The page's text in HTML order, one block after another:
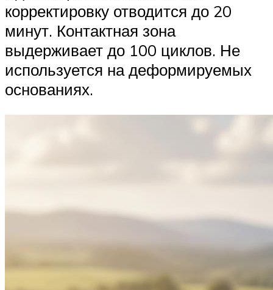
корректировку отводится до 20
минут. Контактная зона
выдерживает до 100 циклов. Не
используется на деформируемых
основаниях.